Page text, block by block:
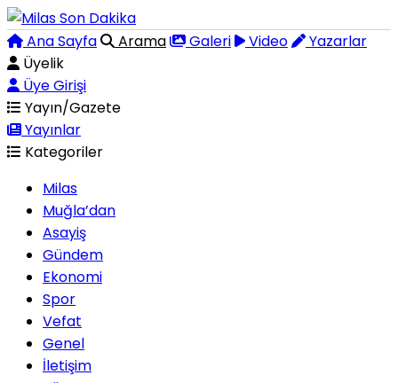
Ana Sayfa Arama Galeri Video
Yazarlar
Üyelik
Üye Girişi
Yayın/Gazete
Yayınlar
Kategoriler
Milas
Muğla’dan
Asayiş
Gündem
Ekonomi
Spor
Vefat
Genel
İletişim